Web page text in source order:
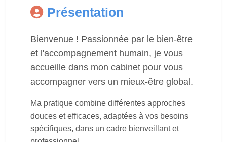
Présentation
Bienvenue ! Passionnée par le bien-être
et l'accompagnement humain, je vous
accueille dans mon cabinet pour vous
accompagner vers un mieux-être global.
Ma pratique combine différentes approches
douces et efficaces, adaptées à vos besoins
spécifiques, dans un cadre bienveillant et